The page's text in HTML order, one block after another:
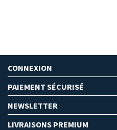
CONNEXION
PAIEMENT SÉCURISÉ
NEWSLETTER
LIVRAISONS PREMIUM